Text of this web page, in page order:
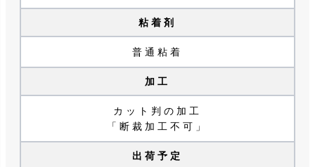
粘着剤
普通粘着
加工
カット判の加工
「断裁加工不可」
出荷予定